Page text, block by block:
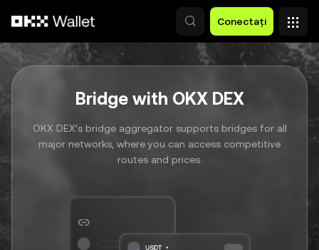
Conectați
Bridge with OKX DEX
OKX DEX’s bridge aggregator supports bridges for all
major networks, where you can access competitive
routes and prices.